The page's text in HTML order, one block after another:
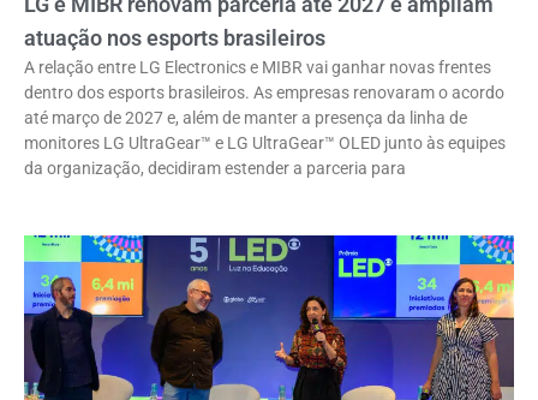
atuação nos esports brasileiros
A relação entre LG Electronics e MIBR vai ganhar novas frentes
dentro dos esports brasileiros. As empresas renovaram o acordo
até março de 2027 e, além de manter a presença da linha de
monitores LG UltraGear™ e LG UltraGear™ OLED junto às equipes
da organização, decidiram estender a parceria para